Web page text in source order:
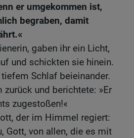
er umgekommen ist,
begraben, damit
gaben ihr ein Licht,
und schickten sie hinein.
Schlaf beieinander.
zurück und berichtete: »Er
zugestoßen!«
der im Himmel regiert:
Gott, von allen, die es mit